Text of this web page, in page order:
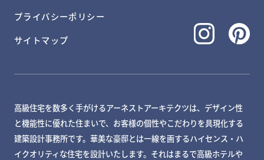
プライバシーポリシー
サイトマップ
高級住宅を数多く手がけるアーネストアーキテクツは、デザイン性
と機能性に優れた住まいで、お客様の個性やこだわりを具現化する
建築設計事務所です。華美な豪邸とは一線を画するハイセンス・ハ
イクオリティな住宅を設計いたします。それはまるで高級ホテルや